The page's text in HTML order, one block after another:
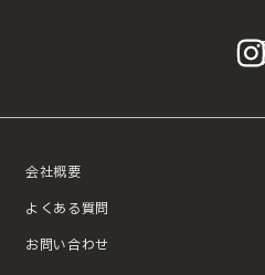
会社概要
よくある質問
お問い合わせ